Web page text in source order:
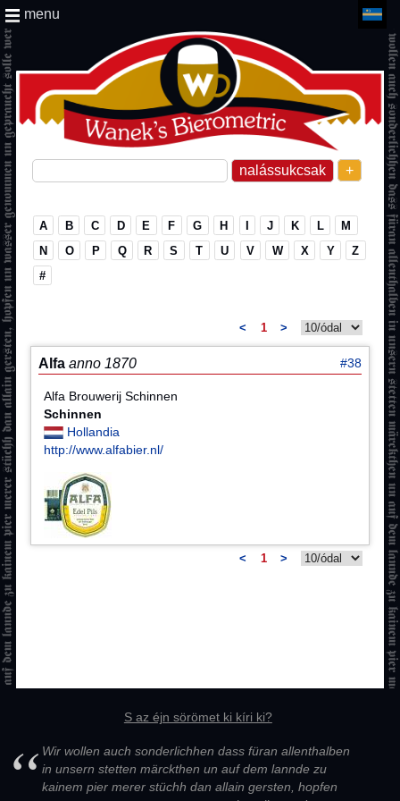
+
menu
A B C D E F G H I J K L
M
N
O P Q R S T U V W X Y
Z
#
< 1 >
Alfa anno 1870 #38
Alfa Brouwerij Schinnen
Schinnen
Hollandia
http://www.alfabier.nl/
< 1 >
S az éjn sörömet ki kíri ki?
Wir wollen auch sonderlichhen dass füran allenthalben
in unsern stetten märckthen un auf dem lannde zu
kainem pier merer stüchh dan allain gersten, hopfen